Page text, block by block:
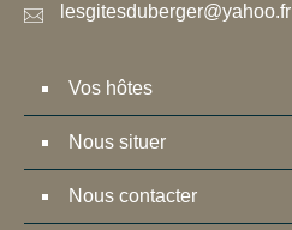
lesgitesduberger@yahoo.fr
Vos hôtes
Nous situer
Nous contacter